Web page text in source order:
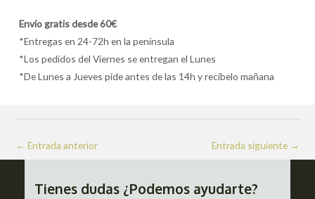
Envío gratis desde 60€
*Entregas en 24-72h en la península
*Los pedidos del Viernes se entregan el Lunes
*De Lunes a Jueves pide antes de las 14h y recíbelo mañana
Navegación
de
← Entrada anterior Entrada siguiente →
Tienes dudas ¿Podemos ayudarte?